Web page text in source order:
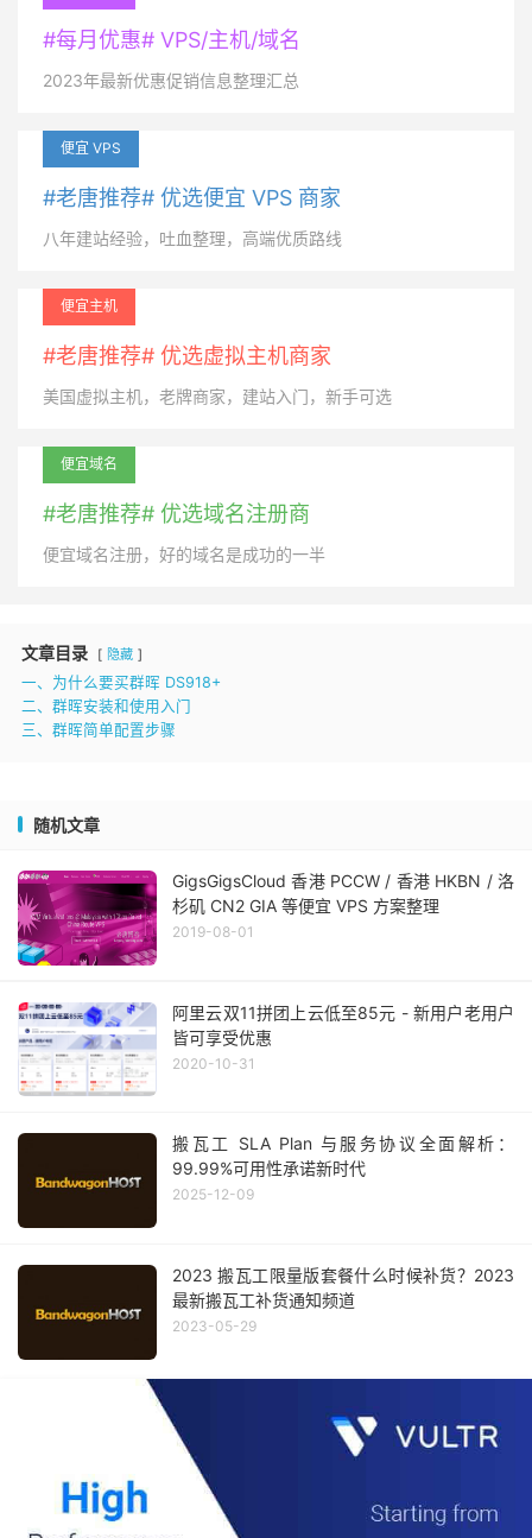
#每月优惠# VPS/主机/域名
2023年最新优惠促销信息整理汇总
便宜 VPS
#老唐推荐# 优选便宜 VPS 商家
八年建站经验，吐血整理，高端优质路线
便宜主机
#老唐推荐# 优选虚拟主机商家
美国虚拟主机，老牌商家，建站入门，新手可选
便宜域名
#老唐推荐# 优选域名注册商
便宜域名注册，好的域名是成功的一半
文章目录 隐藏
一、为什么要买群晖 DS918+
二、群晖安装和使用入门
三、群晖简单配置步骤
随机文章
GigsGigsCloud 香港 PCCW / 香港 HKBN / 洛
杉矶 CN2 GIA 等便宜 VPS 方案整理
2019-08-01
阿里云双11拼团上云低至85元 - 新用户老用户
皆可享受优惠
2020-10-31
搬瓦工 SLA Plan 与服务协议全面解析：
99.99%可用性承诺新时代
2025-12-09
2023 搬瓦工限量版套餐什么时候补货？2023
最新搬瓦工补货通知频道
2023-05-29